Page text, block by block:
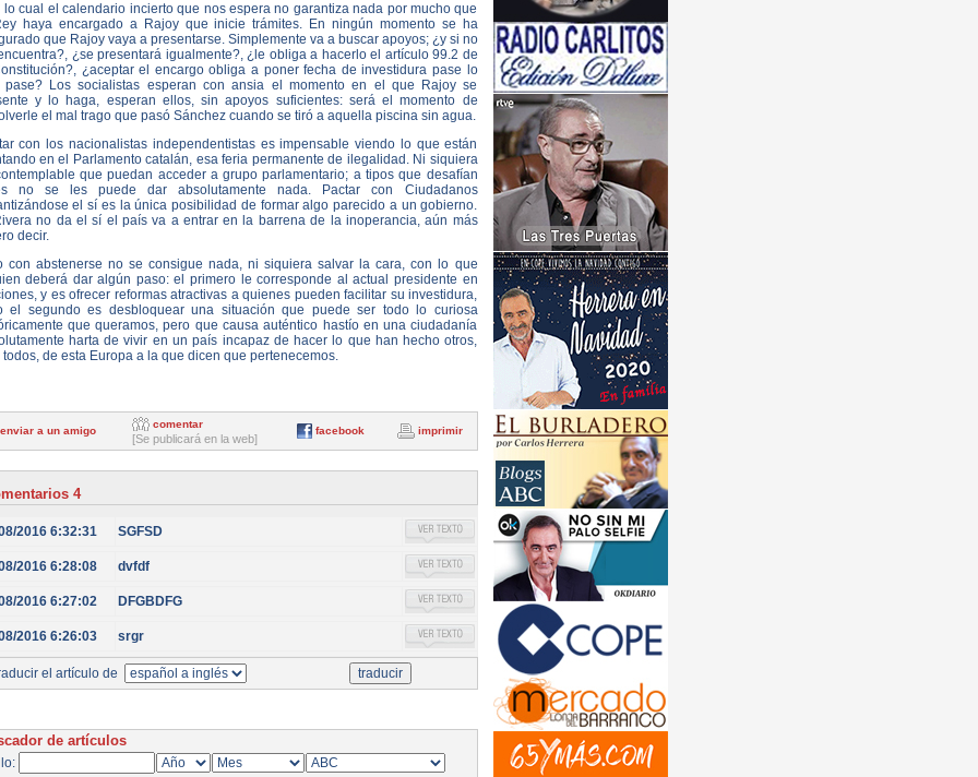
lo cual el calendario incierto que nos espera no garantiza nada por mucho que
haya encargado a Rajoy que inicie trámites. En ningún momento se ha
que Rajoy vaya a presentarse. Simplemente va a buscar apoyos; ¿y si no
¿se presentará igualmente?, ¿le obliga a hacerlo el artículo 99.2 de
¿aceptar el encargo obliga a poner fecha de investidura pase lo
pase? Los socialistas esperan con ansia el momento en el que Rajoy se
y lo haga, esperan ellos, sin apoyos suficientes: será el momento de
el mal trago que pasó Sánchez cuando se tiró a aquella piscina sin agua.
con los nacionalistas independentistas es impensable viendo lo que están
en el Parlamento catalán, esa feria permanente de ilegalidad. Ni siquiera
que puedan acceder a grupo parlamentario; a tipos que desafían
no se les puede dar absolutamente nada. Pactar con Ciudadanos
el sí es la única posibilidad de formar algo parecido a un gobierno.
no da el sí el país va a entrar en la barrena de la inoperancia, aún más
decir.
con abstenerse no se consigue nada, ni siquiera salvar la cara, con lo que
deberá dar algún paso: el primero le corresponde al actual presidente en
y es ofrecer reformas atractivas a quienes pueden facilitar su investidura,
el segundo es desbloquear una situación que puede ser todo lo curiosa
que queramos, pero que causa auténtico hastío en una ciudadanía
harta de vivir en un país incapaz de hacer lo que han hecho otros,
todos, de esta Europa a la que dicen que pertenecemos.
enviar a un amigo
comentar
[Se publicará en la web]
facebook imprimir
4
2016 6:32:31 SGFSD
2016 6:28:08 dvfdf
2016 6:27:02 DFGBDFG
2016 6:26:03 srgr
el artículo de
de artículos